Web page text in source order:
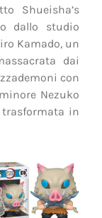
Shueisha’s
dallo studio
Kamado, un
dai
con
Nezuko
in